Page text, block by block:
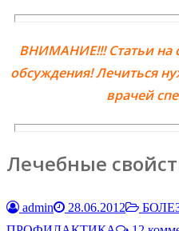
ВНИМАНИЕ!!! Статьи на
обсуждения! Лечиться
врачей
Лечебные
admin 28.06.2012